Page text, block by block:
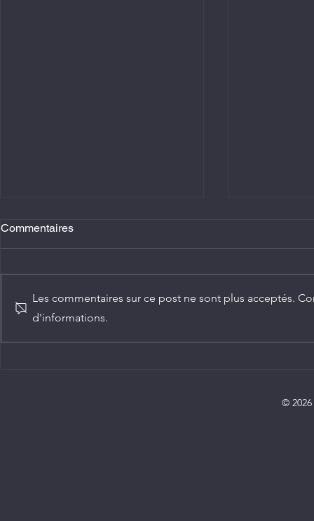
Commentaires
Les commentaires sur ce post ne sont plus acceptés.
d'informations.
©